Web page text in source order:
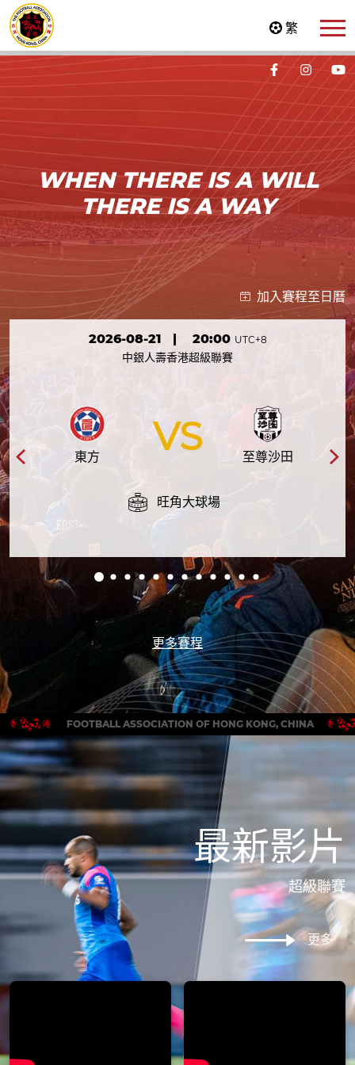
繁
FOOTBALL ASSOCIATION OF HONG KONG, CHINA
WHEN THERE IS A WILL
THERE IS A WAY
加入賽程至日曆
2026-08-21| 20:00 UTC+8
中銀人壽香港超級聯賽
VS
東方 至尊沙田
旺角大球場
更多賽程
最新影片
超級聯賽
更多